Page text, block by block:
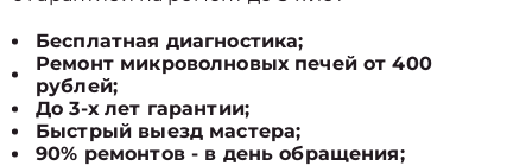
Бесплатная диагностика;
Ремонт микроволновых печей от 400
рублей;
До 3-х лет гарантии;
Быстрый выезд мастера;
90% ремонтов - в день обращения;